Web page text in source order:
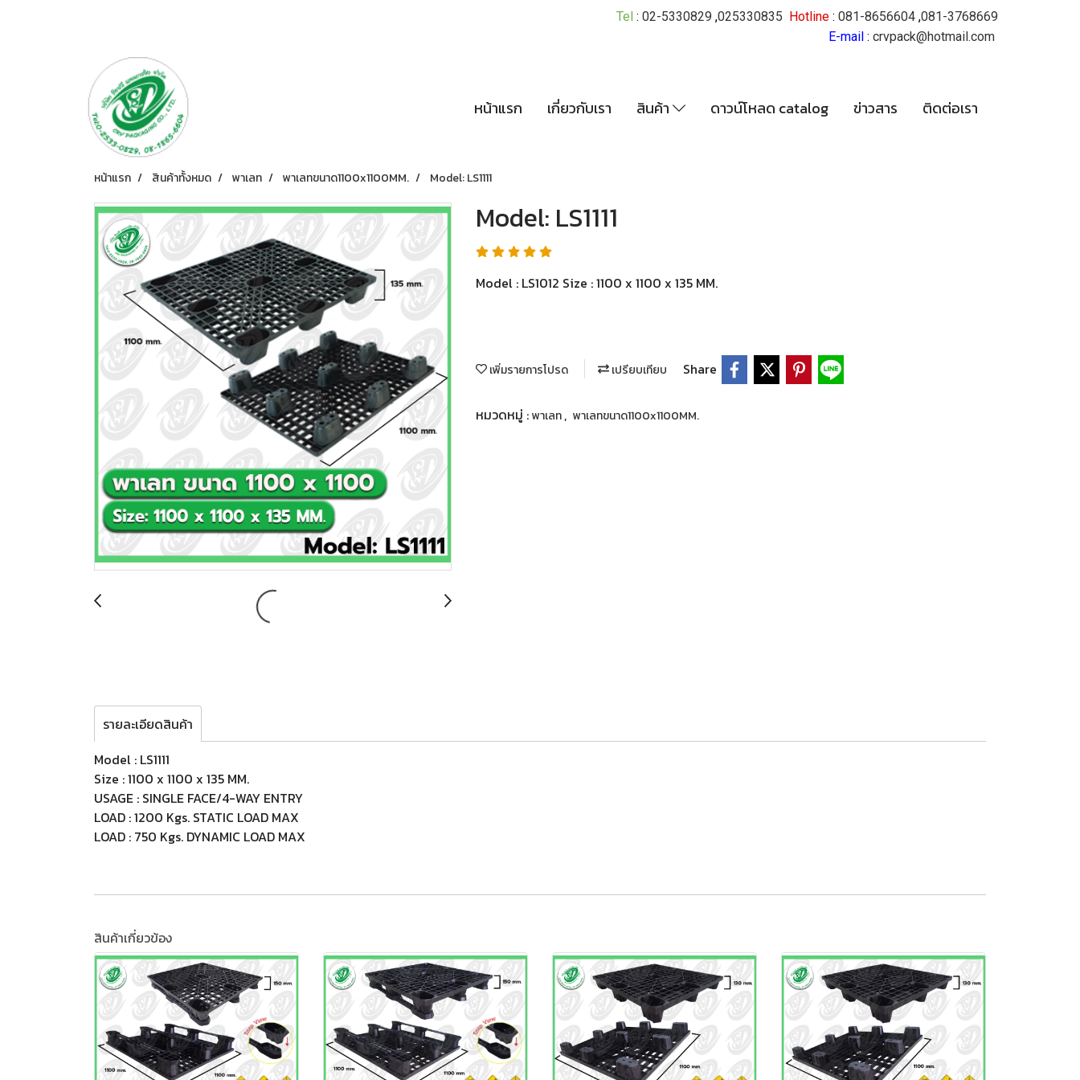
Tel : 02-5330829 ,025330835 Hotline : 081-8656604 ,081-3768669
E-mail : crvpack@hotmail.com
หน้าแรก เกี่ยวกับเรา สินค้า ดาวน์โหลด catalog ข่าวสาร ติดต่อเรา
หน้าแรก สินค้าทั้งหมด พาเลท พาเลทขนาด1100x1100MM. Model: LS1111
Model: LS1111
Model : LS1012 Size : 1100 x 1100 x 135 MM.
เพิ่มรายการโปรด เปรียบเทียบ Share
หมวดหมู่ :พาเลท, พาเลทขนาด1100x1100MM.
รายละเอียดสินค้า
Model : LS1111
Size : 1100 x 1100 x 135 MM.
USAGE : SINGLE FACE/4-WAY ENTRY
LOAD : 1200 Kgs. STATIC LOAD MAX
LOAD : 750 Kgs. DYNAMIC LOAD MAX
สินค้าเกี่ยวข้อง